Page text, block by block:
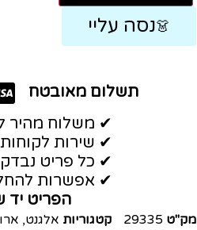
👗נסה עליי
תשלום מאובטח
✔ משלוח מהיר
✔ שירות
✔ כל פריט נבדק
✔ אפשרות
הפריט יד
מק"ט 29335 קטגוריות אלגנט,